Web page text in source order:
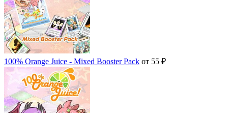
100% Orange Juice - Mixed Booster Pack от 55 ₽